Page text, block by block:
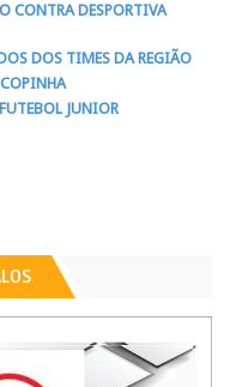
CONTRA DESPORTIVA
DOS TIMES DA REGIÃO
JUNIOR